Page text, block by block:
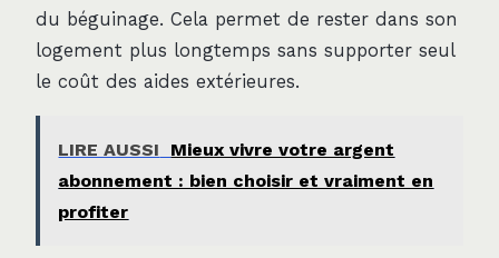
du béguinage. Cela permet de rester dans son
logement plus longtemps sans supporter seul
le coût des aides extérieures.
LIRE AUSSI
Mieux vivre votre argent
abonnement : bien choisir et vraiment en
profiter